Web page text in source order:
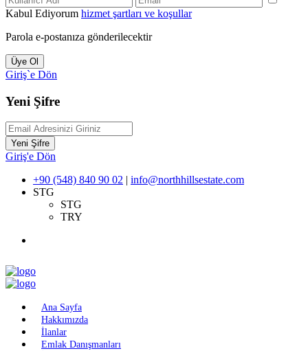
Kabul Ediyorum hizmet şartları ve koşullar
Parola e-postanıza gönderilecektir
Üye Ol
Giriş`e Dön
Yeni Şifre
Yeni Şifre
Giriş'e Dön
+90 (548) 840 90 02 | info@northhillsestate.com
STG
STG
TRY
Ana Sayfa
Hakkımızda
İlanlar
Emlak Danışmanları